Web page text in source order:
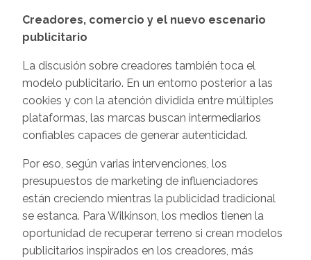
Creadores, comercio y el nuevo escenario
publicitario
La discusión sobre creadores también toca el
modelo publicitario. En un entorno posterior a las
cookies y con la atención dividida entre múltiples
plataformas, las marcas buscan intermediarios
confiables capaces de generar autenticidad.
Por eso, según varias intervenciones, los
presupuestos de marketing de influenciadores
están creciendo mientras la publicidad tradicional
se estanca. Para Wilkinson, los medios tienen la
oportunidad de recuperar terreno si crean modelos
publicitarios inspirados en los creadores, más